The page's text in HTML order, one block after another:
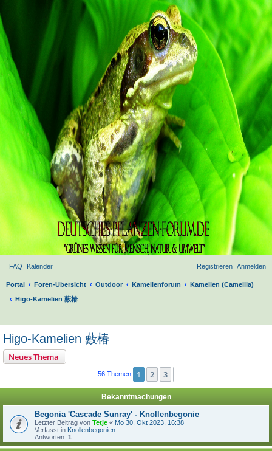
FAQ Kalender Anmelden
Registrieren
Portal Foren-Übersicht Outdoor Kamelienforum
Kamelien (Camellia)
Higo-Kamelien 藪椿
Higo-Kamelien 藪椿
Neues Thema
56 Themen 1 2 3
Bekanntmachungen
Begonia 'Cascade Sunray' - Knollenbegonie
Letzter Beitrag von Tetje « Mo 30. Okt 2023, 16:38
Verfasst in Knollenbegonien
Antworten: 1